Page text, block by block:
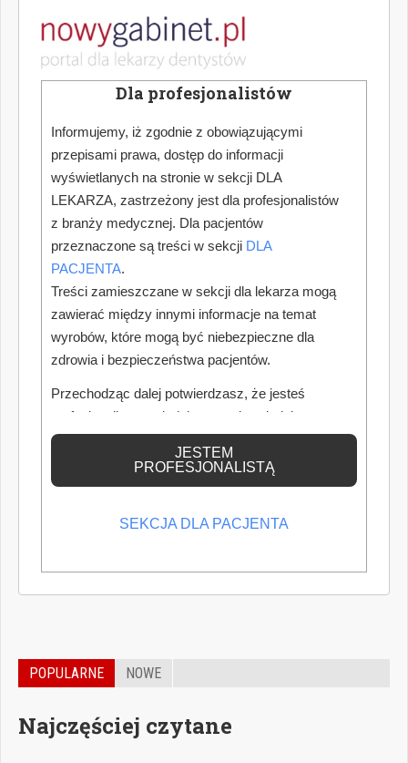
POPULARNE NOWE
Najczęściej czytane
Dla profesjonalistów
Informujemy, iż zgodnie z obowiązującymi
przepisami prawa, dostęp do informacji
wyświetlanych na stronie w sekcji DLA
LEKARZA, zastrzeżony jest dla profesjonalistów
z branży medycznej. Dla pacjentów
przeznaczone są treści w sekcji DLA
PACJENTA.
Treści zamieszczane w sekcji dla lekarza mogą
zawierać między innymi informacje na temat
wyrobów, które mogą być niebezpieczne dla
zdrowia i bezpieczeństwa pacjentów.
Przechodząc dalej potwierdzasz, że jesteś
profesjonalistą posiadającym odpowiednią
wiedzę medyczną.
JESTEM
PROFESJONALISTĄ
SEKCJA DLA PACJENTA